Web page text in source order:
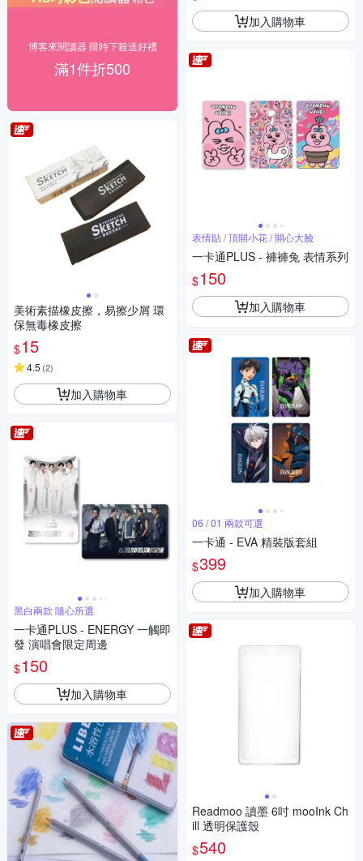
博客來閱讀器 限時下殺送好禮
滿1件折500
美術素描橡皮擦，易擦少屑 環
保無毒橡皮擦
$15
4.5 (2)
加入購物車
黑白兩款 隨心所選
一卡通PLUS - ENERGY 一觸即
發 演唱會限定周邊
$150
加入購物車
加入購物車
表情貼 / 頂開小花 / 開心大臉
一卡通PLUS - 褲褲兔 表情系列
$150
加入購物車
06 / 01 兩款可選
一卡通 - EVA 精裝版套組
$399
加入購物車
Readmoo 讀墨 6吋 mooInk Ch
ill 透明保護殼
$540